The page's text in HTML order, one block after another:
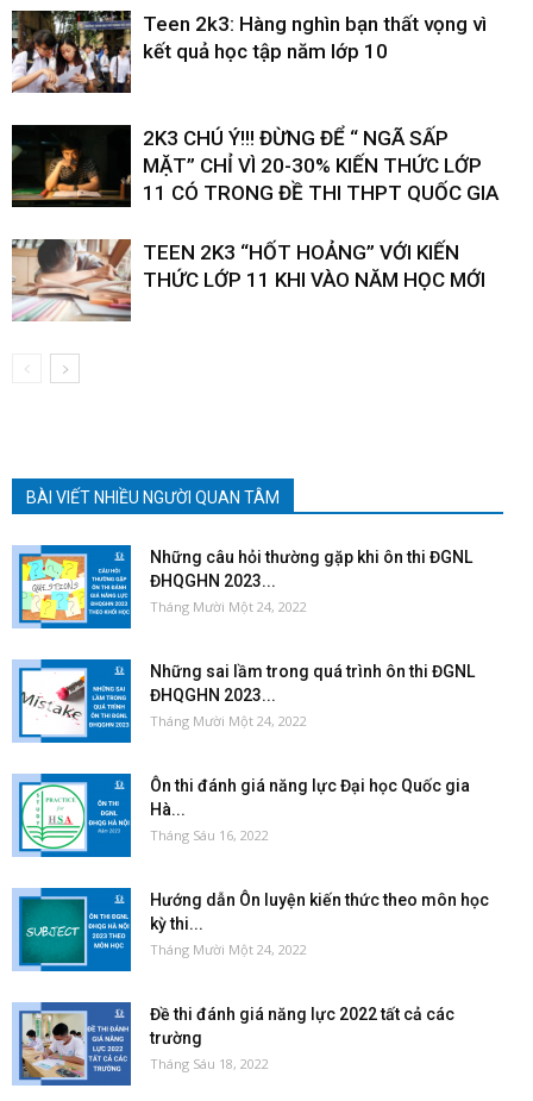
Teen 2k3: Hàng nghìn bạn thất vọng vì
kết quả học tập năm lớp 10
2K3 CHÚ Ý!!! ĐỪNG ĐỂ “ NGÃ SẤP
MẶT” CHỈ VÌ 20-30% KIẾN THỨC LỚP
11 CÓ TRONG ĐỀ THI THPT QUỐC GIA
TEEN 2K3 “HỐT HOẢNG” VỚI KIẾN
THỨC LỚP 11 KHI VÀO NĂM HỌC MỚI
BÀI VIẾT NHIỀU NGƯỜI QUAN TÂM
Những câu hỏi thường gặp khi ôn thi ĐGNL
ĐHQGHN 2023...
Tháng Mười Một 24, 2022
Những sai lầm trong quá trình ôn thi ĐGNL
ĐHQGHN 2023...
Tháng Mười Một 24, 2022
Ôn thi đánh giá năng lực Đại học Quốc gia
Hà...
Tháng Sáu 16, 2022
Hướng dẫn Ôn luyện kiến thức theo môn học
kỳ thi...
Tháng Mười Một 24, 2022
Đề thi đánh giá năng lực 2022 tất cả các
trường
Tháng Sáu 18, 2022